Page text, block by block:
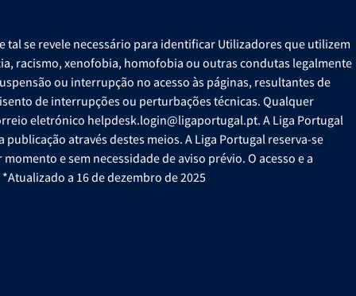
se revele necessário para identificar Utilizadores que utilizem
racismo, xenofobia, homofobia ou outras condutas legalmente
ou interrupção no acesso às páginas, resultantes de
de interrupções ou perturbações técnicas. Qualquer
eletrónico helpdesk.login@ligaportugal.pt. A Liga Portugal
através destes meios. A Liga Portugal reserva-se
e sem necessidade de aviso prévio. O acesso e a
a 16 de dezembro de 2025